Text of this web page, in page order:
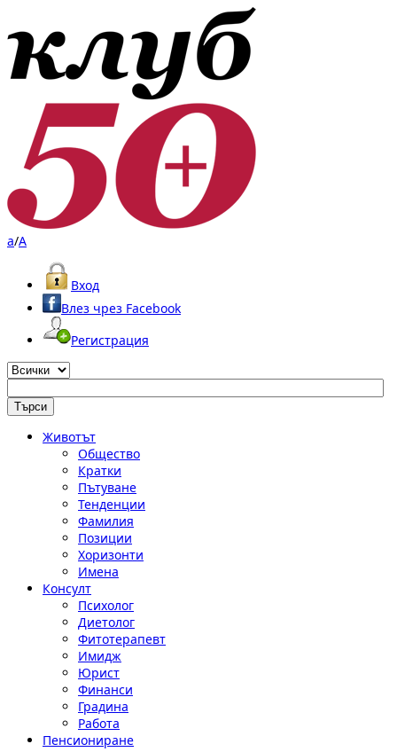
a/A
Вход
Влез чрез Facebook
Регистрация
Животът
Общество
Кратки
Пътуване
Тенденции
Фамилия
Позиции
Хоризонти
Имена
Консулт
Психолог
Диетолог
Фитотерапевт
Имидж
Юрист
Финанси
Градина
Работа
Пенсиониране